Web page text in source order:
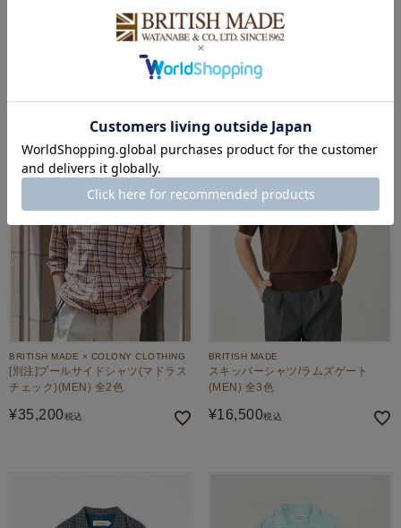
1966 グラフィック オーバーサイズ
1976 グラフィック オーバーサイズ
Tシャツ(MEN) 全1色
¥12,100
BRITISH MADE × COLONY CLOTHING
[別注]プールサイドシャツ(マドラス
チェック)(MEN) 全2色
¥35,200税込
BRITISH MADE
スキッパーシャツ/ラムズゲート
(MEN) 全3色
¥16,500税込